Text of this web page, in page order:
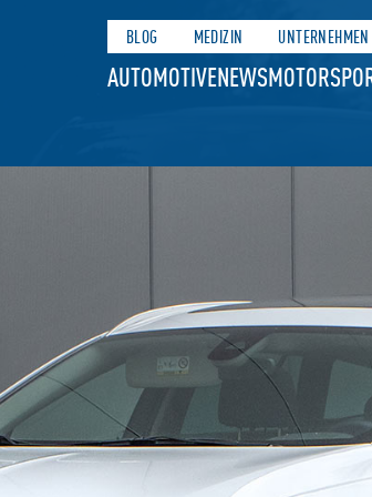
BLOG MEDIZIN UNTERNEHMEN
AUTOMOTIVENEWS